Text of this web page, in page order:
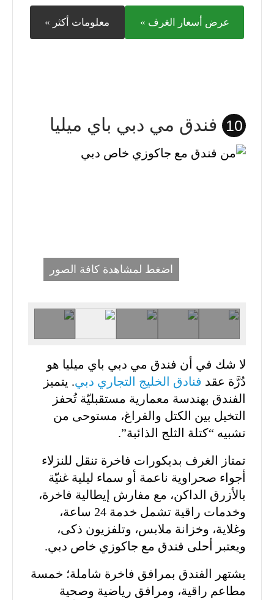
عرض أسعار الغرف » معلومات أكثر »
10 فندق مي دبي باي ميليا
اضغط لمشاهدة كافة الصور
لا شك في أن فندق مي دبي باي ميليا هو
دُرَّة عقد فنادق الخليج التجاري دبي. يتميز
الفندق بهندسة معمارية مستقبليّة تُحفز
التخيل بين الكتل والفراغ، مستوحى من
تشبيه “كتلة الثلج الذائبة”.
تمتاز الغرف بديكورات فاخرة تنقل للنزلاء
أجواء صحراوية ناعمة أو سماء ليلية غنيّة
بالأزرق الداكن، مع مفارش إيطالية فاخرة،
وخدمات راقية تشمل خدمة 24 ساعة،
وغلاية، وخزانة ملابس، وتلفزيون ذكى،
ويعتبر أحلى فندق مع جاكوزي خاص دبي.
يشتهر الفندق بمرافق فاخرة شاملة؛ خمسة
مطاعم راقية، ومرافق رياضية وصحية